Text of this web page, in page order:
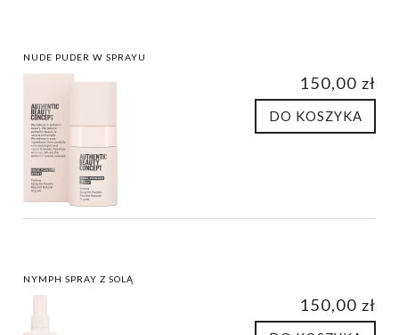
NUDE PUDER W SPRAYU
150,00 zł
DO KOSZYKA
NYMPH SPRAY Z SOLĄ
150,00 zł